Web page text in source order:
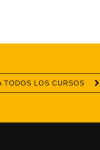
TODOS LOS CURSOS